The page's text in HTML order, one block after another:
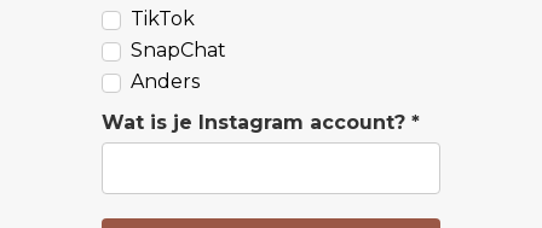
TikTok
SnapChat
Anders
Wat is je Instagram account? *